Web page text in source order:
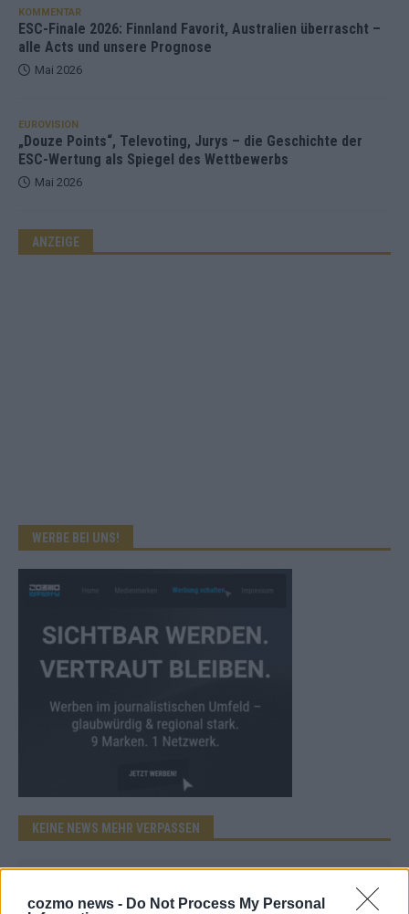
cozmo news - Do Not Process My Personal
KOMMENTAR
ESC-Finale 2026: Finnland Favorit, Australien überrascht –
alle Acts und unsere Prognose
Mai 2026
EUROVISION
„Douze Points“, Televoting, Jurys – die Geschichte der
ESC-Wertung als Spiegel des Wettbewerbs
Mai 2026
ANZEIGE
WERBE BEI UNS!
KEINE NEWS MEHR VERPASSEN